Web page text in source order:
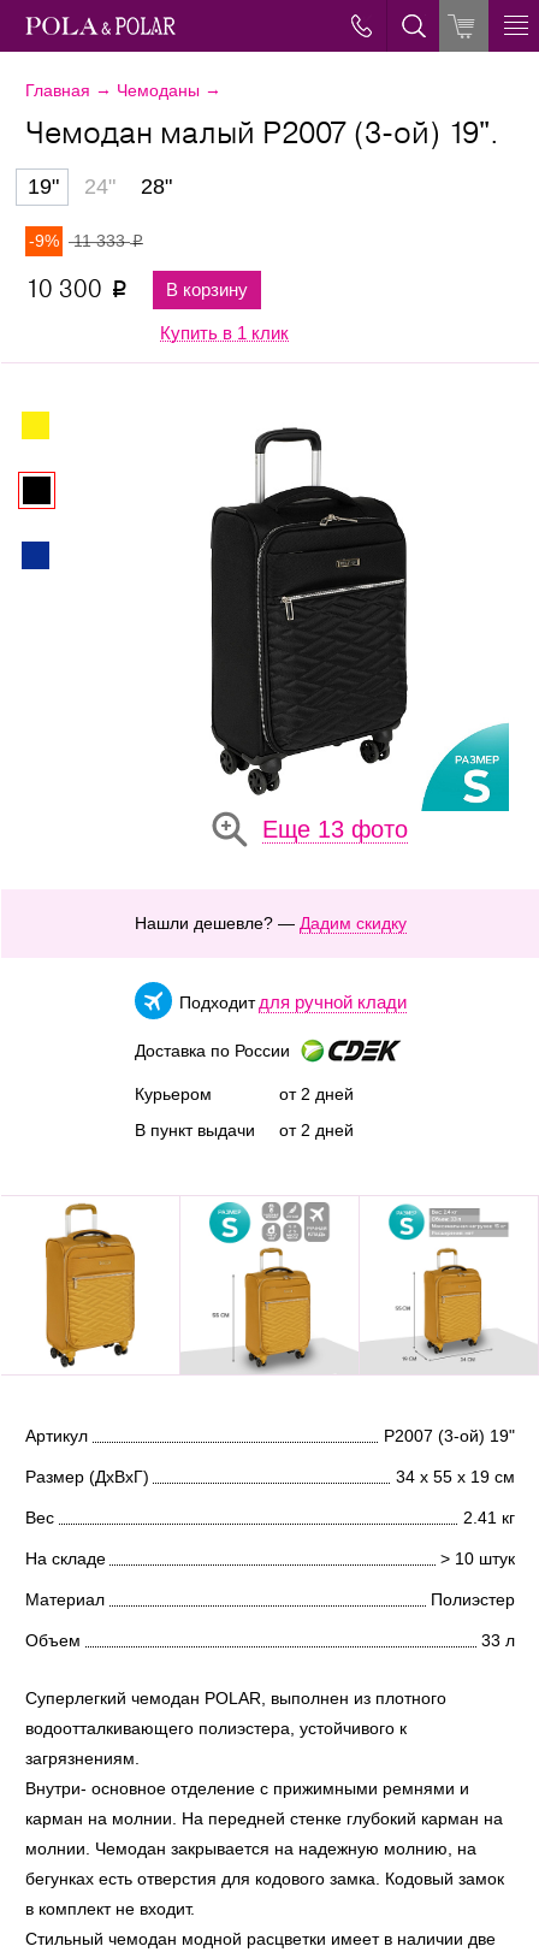
Главная → Чемоданы →
Еще 13 фото
Чемодан малый Р2007 (3-ой) 19".
19" 24" 28"
-9% 11 333p
10 300 p В корзину
Купить в 1 клик
Нашли дешевле? — Дадим скидку
Подходит для ручной клади
Доставка по России
Курьером
В пункт выдачи
от 2 дней
от 2 дней
Артикул Р2007 (3-ой) 19"
Размер (ДхВхГ) 34 х 55 х 19 см
Вес 2.41 кг
На складе > 10 штук
Материал Полиэстер
Объем 33 л
Суперлегкий чемодан POLAR, выполнен из плотного
водоотталкивающего полиэстера, устойчивого к
загрязнениям.
Внутри- основное отделение с прижимными ремнями и
карман на молнии. На передней стенке глубокий карман на
молнии. Чемодан закрывается на надежную молнию, на
бегунках есть отверстия для кодового замка. Кодовый замок
в комплект не входит.
Стильный чемодан модной расцветки имеет в наличии две